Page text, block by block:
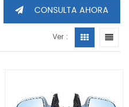
CONSULTA AHORA
Ver :